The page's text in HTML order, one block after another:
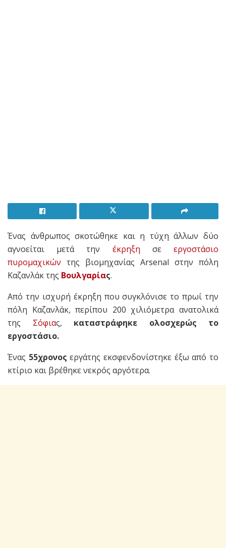
Ένας άνθρωπος σκοτώθηκε και η τύχη άλλων δύο
αγνοείται μετά την έκρηξη σεεργοστάσιο
πυρομαχικών της βιομηχανίας Arsenal στην πόλη
Καζανλάκ της Βουλγαρίας.
Από την ισχυρή έκρηξη που συγκλόνισε το πρωί την
πόλη Καζανλάκ, περίπου 200 χιλιόμετρα ανατολικά
της Σόφιας, καταστράφηκε ολοσχερώς το
εργοστάσιο.
Ένας 55χρονος εργάτης εκσφενδονίστηκε έξω από το
κτίριο και βρέθηκε νεκρός αργότερα.